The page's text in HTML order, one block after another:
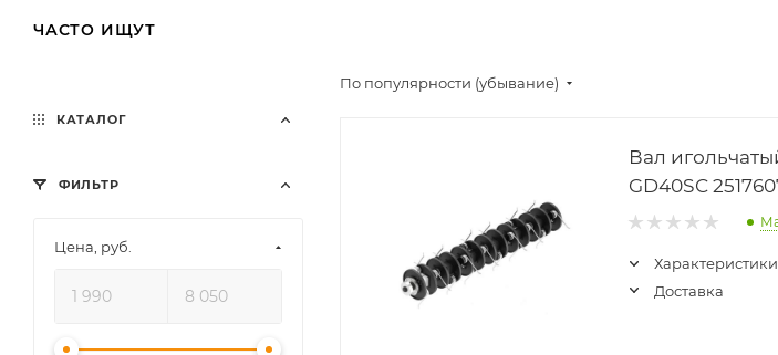
ЧАСТО ИЩУТ
По популярности (убывание)
Вал
GD40SC
Характеристики
Доставка
КАТАЛОГ
ФИЛЬТР
Цена, руб.